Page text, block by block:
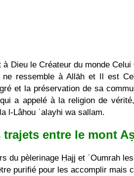
à Dieu le Créateur du monde
ne ressemble à Allāh et Il est
et la préservation de sa
qui a appelé à la religion de
l-Lâhou ʿalayhi wa sallam.
trajets entre le mont
du pèlerinage Ḥajj et ʿOumrah
purifié pour les accomplir mais